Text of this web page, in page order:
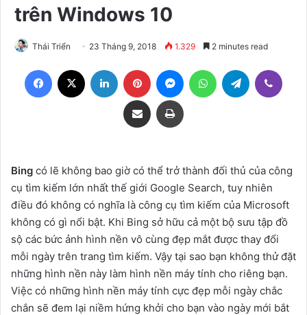
trên Windows 10
Thái Triển 23 Tháng 9, 2018 1.329 2 minutes read
Facebook LinkedIn Pinterest MessengerWhatsAppTelegram
Share via Email Print
Bing có lẽ không bao giờ có thể trở thành đối thủ của công
cụ tìm kiếm lớn nhất thế giới Google Search, tuy nhiên
điều đó không có nghĩa là công cụ tìm kiếm của Microsoft
không có gì nổi bật. Khi Bing sở hữu cả một bộ sưu tập đồ
sộ các bức ảnh hình nền vô cùng đẹp mắt được thay đổi
mỗi ngày trên trang tìm kiếm. Vậy tại sao bạn không thử đặt
những hình nền này làm hình nền máy tính cho riêng bạn.
Việc có những hình nền máy tính cực đẹp mỗi ngày chắc
chắn sẽ đem lại niềm hứng khởi cho bạn vào ngày mới bắt